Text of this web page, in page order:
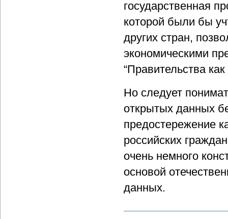
государственная
которой были бы
других стран,
экономическими
“Правительства
Но следует
открытых данных
предостережение
российских
очень немного
основой
данных.